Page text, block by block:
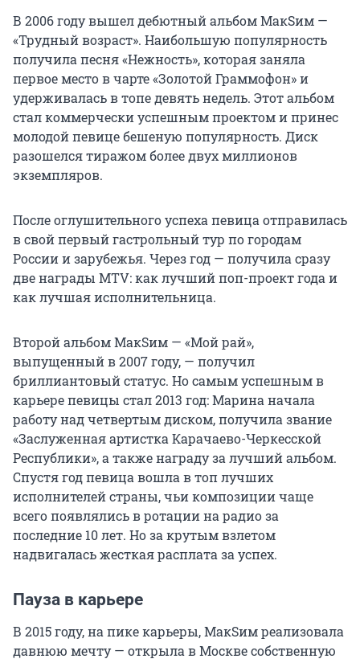
В 2006 году вышел дебютный альбом МакSим —
«Трудный возраст». Наибольшую популярность
получила песня «Нежность», которая заняла
первое место в чарте «Золотой Граммофон» и
удерживалась в топе девять недель. Этот альбом
стал коммерчески успешным проектом и принес
молодой певице бешеную популярность. Диск
разошелся тиражом более двух миллионов
экземпляров.
После оглушительного успеха певица отправилась
в свой первый гастрольный тур по городам
России и зарубежья. Через год — получила сразу
две награды MTV: как лучший поп-проект года и
как лучшая исполнительница.
Второй альбом МакSим — «Мой рай»,
выпущенный в 2007 году, — получил
бриллиантовый статус. Но самым успешным в
карьере певицы стал 2013 год: Марина начала
работу над четвертым диском, получила звание
«Заслуженная артистка Карачаево-Черкесской
Республики», а также награду за лучший альбом.
Спустя год певица вошла в топ лучших
исполнителей страны, чьи композиции чаще
всего появлялись в ротации на радио за
последние 10 лет. Но за крутым взлетом
надвигалась жесткая расплата за успех.
Пауза в карьере
В 2015 году, на пике карьеры, МакSим реализовала
давнюю мечту — открыла в Москве собственную